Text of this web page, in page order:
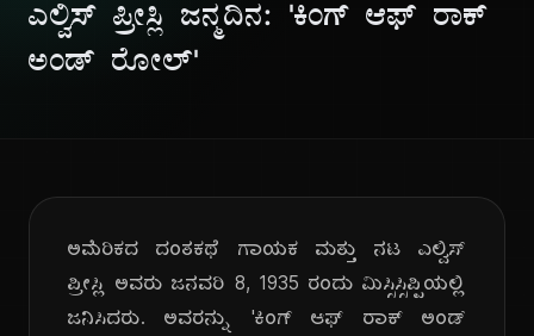
ಎಲ್ವಿಸ್ ಪ್ರೀಸ್ಲಿ ಜನ್ಮದಿನ: 'ಕಿಂಗ್ ಆಫ್ ರಾಕ್
ಅಂಡ್ ರೋಲ್'
ಅಮೆರಿಕದ ದಂತಕಥೆ ಗಾಯಕ ಮತ್ತು ನಟ ಎಲ್ವಿಸ್
ಪ್ರೀಸ್ಲಿ ಅವರು ಜನವರಿ 8, 1935 ರಂದು ಮಿಸ್ಸಿಸ್ಸಿಪ್ಪಿಯಲ್ಲಿ
ಜನಿಸಿದರು. ಅವರನ್ನು 'ಕಿಂಗ್ ಆಫ್ ರಾಕ್ ಅಂಡ್